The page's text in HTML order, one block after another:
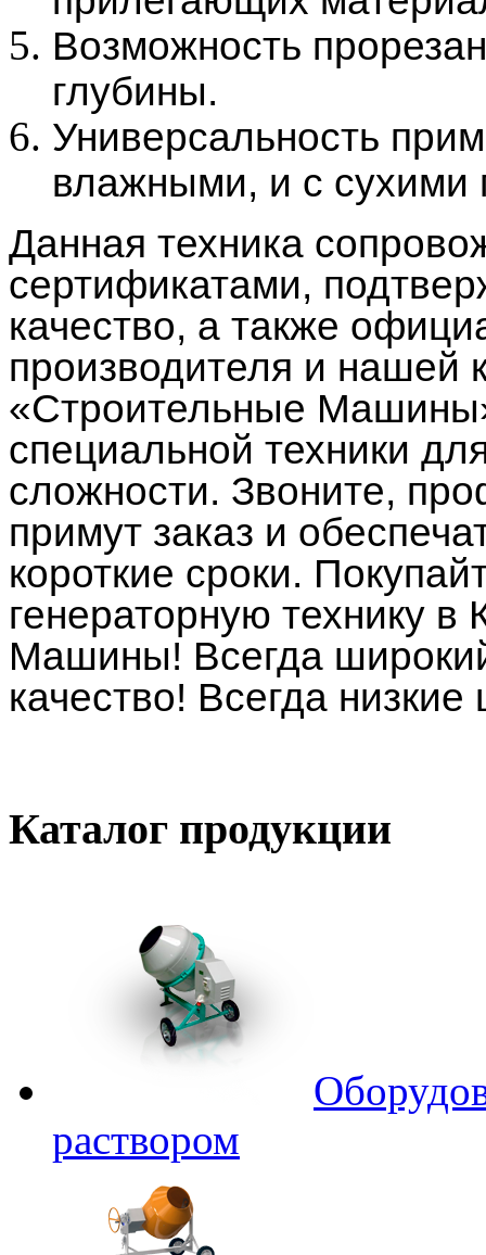
Возможность
глубины.
Универсальность
влажными, и с сухими
Данная техника
сертификатами,
качество, а также
производителя и нашей
«Строительные
специальной техники
сложности. Звоните,
примут заказ и
короткие сроки.
генераторную технику
Машины! Всегда
качество! Всегда
Каталог продукции
раствором